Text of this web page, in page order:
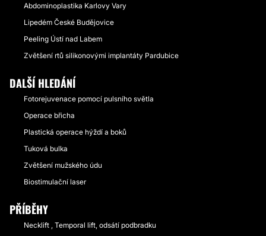
Abdominoplastika Karlovy Vary
Lipedém České Budějovice
Peeling Ústí nad Labem
Zvětšení rtů silikonovými implantáty Pardubice
DALŠÍ HLEDÁNÍ
Fotorejuvenace pomocí pulsního světla
Operace břicha
Plastická operace hýždí a boků
Tuková bulka
Zvětšení mužského údu
Biostimulační laser
PŘÍBĚHY
Necklift , Temporal lift, odsátí podbradku